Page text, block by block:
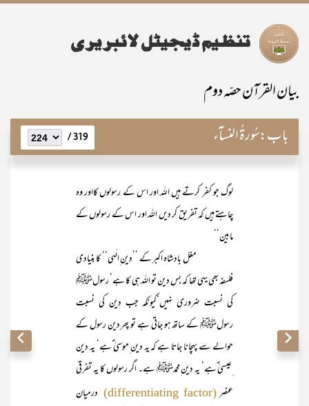
بیان القرآن حصّہ دوم
باب:سُورۃُ النسآء 319 /
لوگ جو کفر کرتے ہیں اللہ اور اس کے رسولوں کااور وہ
چاہتے ہیں کہ تفریق کر دیں اللہ اور اس کے رسولوں کے
مابین‘‘
مغل بادشاہ اکبر کے ’’دین ِالٰہی‘‘ کا بنیادی
فلسفہ بھی یہی تھا کہ بس دین تو اللہ ہی کا ہے‘ رسولﷺ
کی نسبت ضروری نہیں‘کیونکہ جب دین کی نسبت
رسولﷺ کے ساتھ ہو جاتی ہے تو پھر دین رسول کے
حوالے سے پہچانا جاتا ہے کہ یہ دین ِموسیٰ ؑہے‘ یہ دین
ِعیسیٰ ؑہے‘ یہ دین ِمحمدﷺ ہے۔ اگر رسولوں کا یہ تفرقی
عنصر(differentiating factor)
درمیان